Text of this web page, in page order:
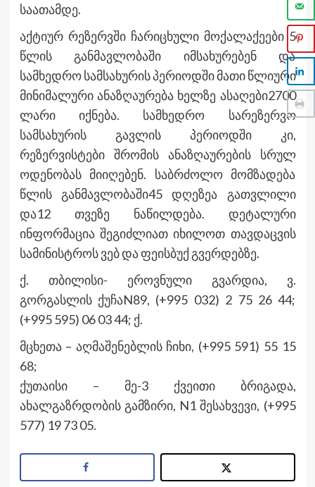
საათამდე.
აქტიურ რეზერვში ჩარიცხული მოქალაქეები 5
წლის განმავლობაში იმსახურებენ და
სამხედრო სამსახურის პერიოდში მათი წლიური
მინიმალური ანაზღაურება ხელზე ასაღები2700
ლარი იქნება. სამხედრო სარეზერვო
სამსახურის გავლის პერიოდში კი,
რეზერვისტები შრომის ანაზღაურების სრულ
ოდენობას მიიღებენ. საბრძოლო მომზადება
წლის განმავლობაში45 დღეზეა გათვლილი
და12 თვეზე ნაწილდება. დეტალური
ინფორმაცია შეგიძლიათ იხილოთ თავდაცვის
სამინისტროს ვებ და ფეისბუქ გვერდებზე.
ქ. თბილისი- ეროვნული გვარდია, ვ.
გორგასლის ქუჩაN89, (+995 032) 2 75 26 44;
(+995 595) 06 03 44; ქ.
მცხეთა – აღმაშენებლის ჩიხი, (+995 591) 55 15
68;
ქუთაისი – მე-3 ქვეითი ბრიგადა,
ახალგაზრდობის გამზირი, N1 შესახვევი, (+995
577) 19 73 05.